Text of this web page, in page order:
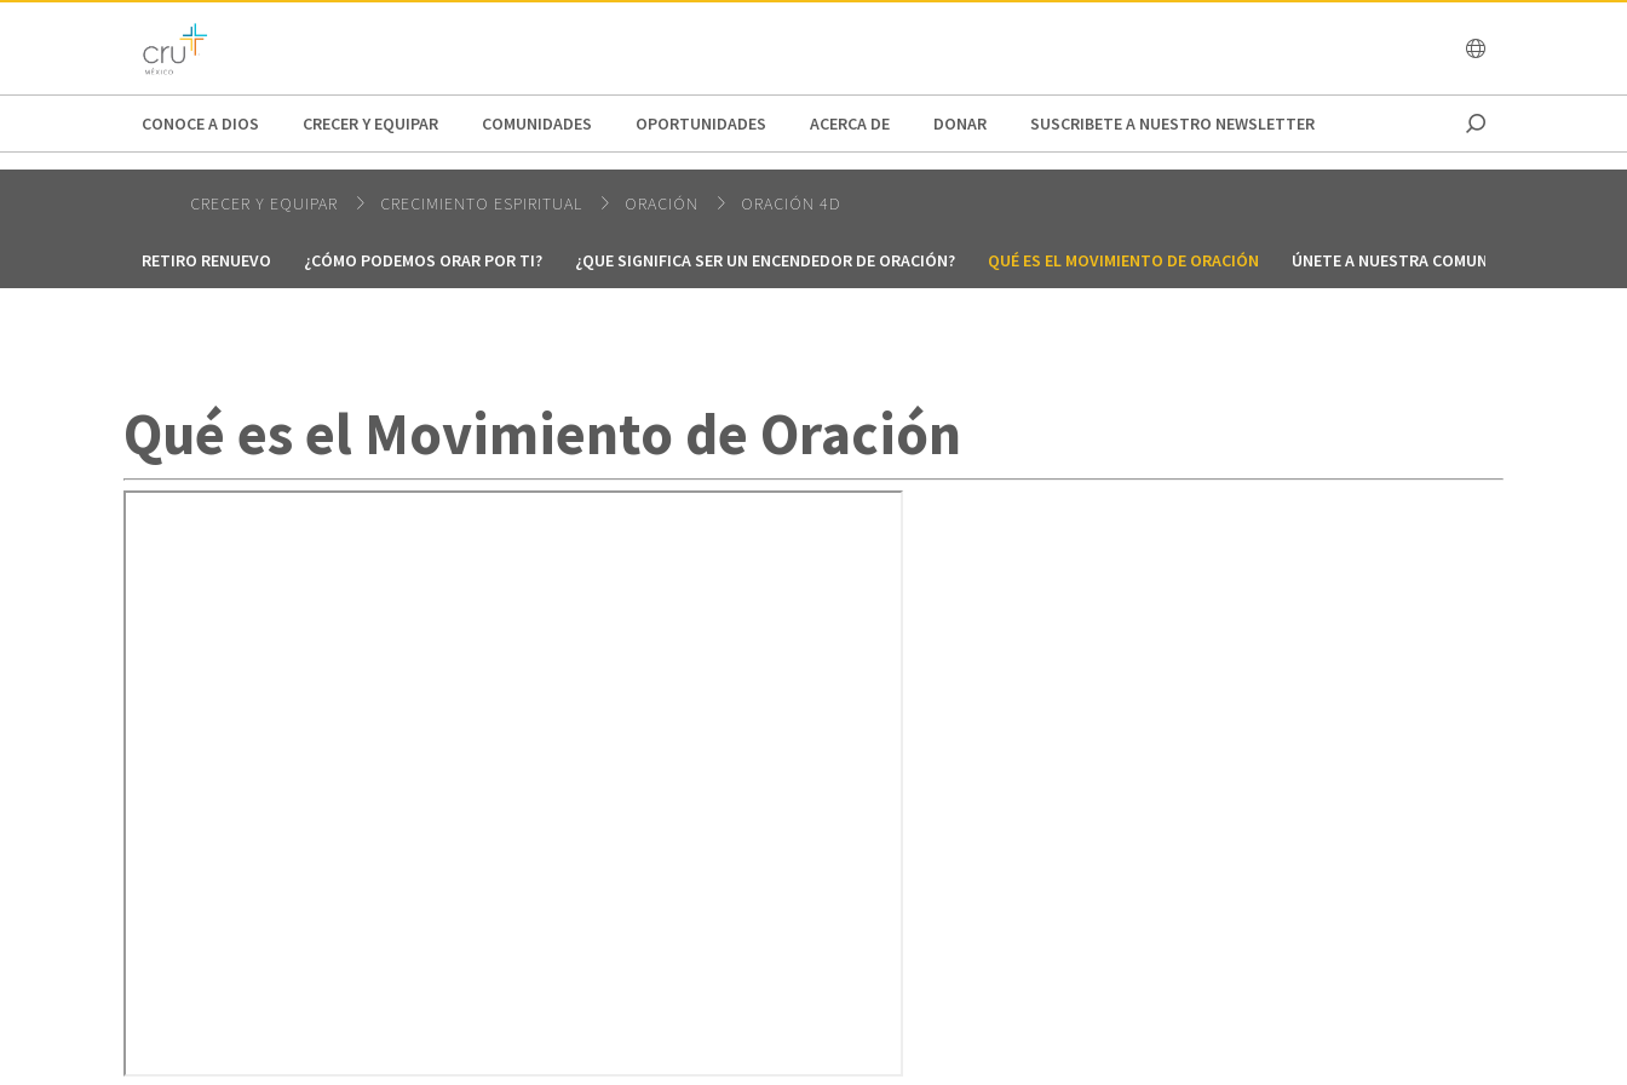
AFRICA
CONOCE A DIOS CRECER Y EQUIPAR COMUNIDADES OPORTUNIDADES ACERCA DE DONAR SUSCRIBETE A NUESTRO NEWSLETTER
CRECER Y EQUIPAR CRECIMIENTO ESPIRITUAL ORACIÓN ORACIÓN 4D
RETIRO RENUEVO ¿CÓMO PODEMOS ORAR POR TI? ¿QUE SIGNIFICA SER UN ENCENDEDOR DE ORACIÓN? QUÉ ES EL MOVIMIENTO DE ORACIÓN ÚNETE A NUESTRA COMUNIDAD DE ORACIÓN
Qué es el Movimiento de Oración